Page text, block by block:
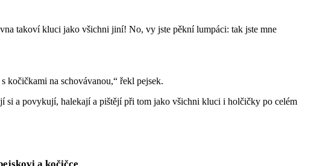
takoví kluci jako všichni jiní! No, vy jste pěkní lumpáci: tak jste mne
kočičkami na schovávanou,“ řekl pejsek.
si a povykují, halekají a pištějí při tom jako všichni kluci i holčičky po celém